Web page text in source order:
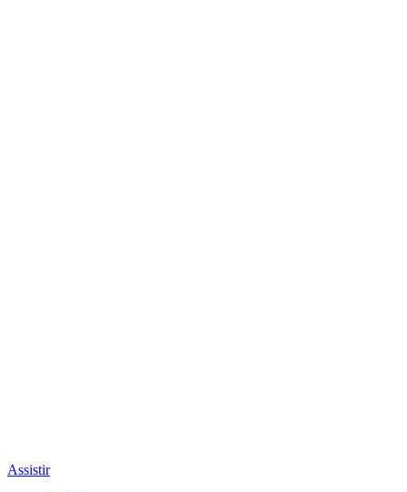
Assistir